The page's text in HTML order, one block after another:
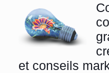
et conseils